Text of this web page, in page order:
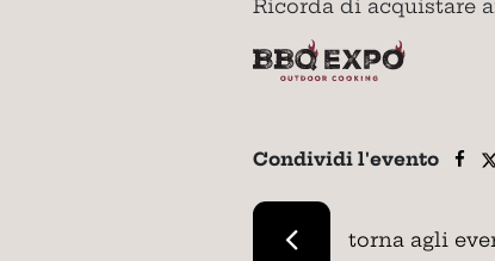
Ricorda di acquistare
Condividi l'evento
torna agli